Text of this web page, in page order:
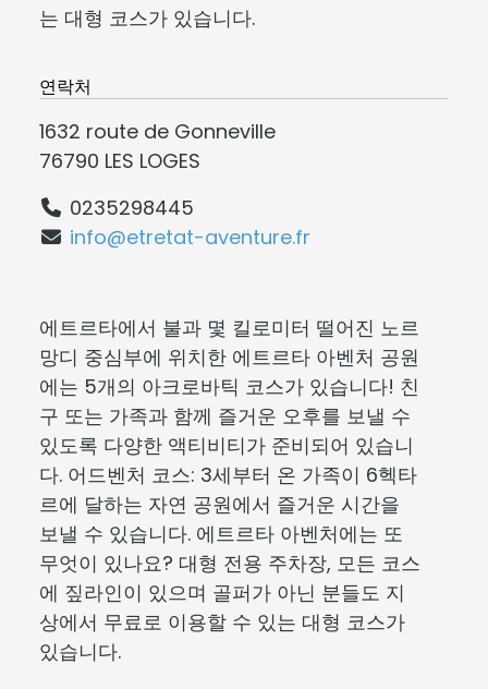
는 대형 코스가 있습니다.
연락처
1632 route de Gonneville
76790 LES LOGES
0235298445
info@etretat-aventure.fr
에트르타에서 불과 몇 킬로미터 떨어진 노르
망디 중심부에 위치한 에트르타 아벤처 공원
에는 5개의 아크로바틱 코스가 있습니다! 친
구 또는 가족과 함께 즐거운 오후를 보낼 수
있도록 다양한 액티비티가 준비되어 있습니
다. 어드벤처 코스: 3세부터 온 가족이 6헥타
르에 달하는 자연 공원에서 즐거운 시간을
보낼 수 있습니다. 에트르타 아벤처에는 또
무엇이 있나요? 대형 전용 주차장, 모든 코스
에 짚라인이 있으며 골퍼가 아닌 분들도 지
상에서 무료로 이용할 수 있는 대형 코스가
있습니다.